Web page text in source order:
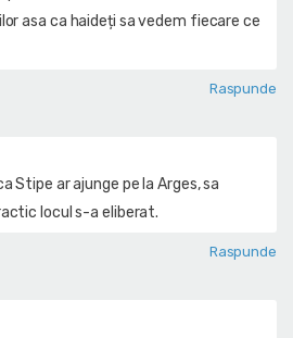
asa ca haideți sa vedem fiecare ce
Raspunde
Stipe ar ajunge pe la Arges, sa
locul s-a eliberat.
Raspunde